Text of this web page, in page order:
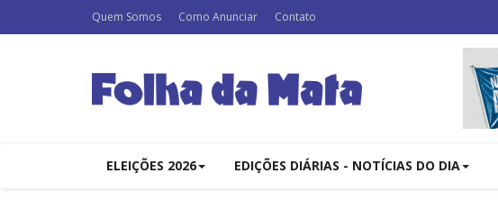
Quem Somos Como Anunciar Contato
ELEIÇÕES 2026 EDIÇÕES DIÁRIAS - NOTÍCIAS DO DIA